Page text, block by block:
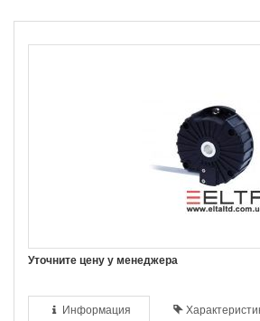
Уточните цену у менеджера
Информация